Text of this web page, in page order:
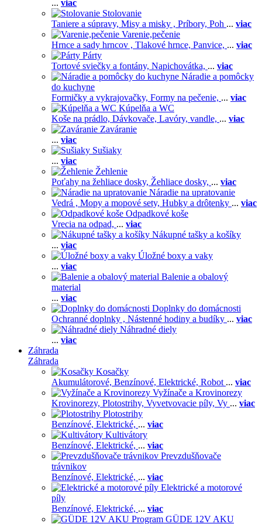
... viac
Stolovanie
Taniere a súpravy, Misy a misky , Príbory, Poh ... viac
Varenie,pečenie
Hrnce a sady hrncov , Tlakové hrnce, Panvice, ... viac
Párty
Tortové sviečky a fontány, Napichovátka, ... viac
Náradie a pomôcky
do kuchyne
Formičky a vykrajovačky, Formy na pečenie, ... viac
Kúpelňa a WC
Koše na prádlo, Dávkovače, Lavóry, vandle, ... viac
Zaváranie
... viac
Sušiaky
... viac
Žehlenie
Poťahy na žehliace dosky, Žehliace dosky, ... viac
Náradie na upratovanie
Vedrá , Mopy a mopové sety, Hubky a drôtenky ... viac
Odpadkové koše
Vrecia na odpad, ... viac
Nákupné tašky a košíky
... viac
Úložné boxy a vaky
... viac
Balenie a obalový
material
... viac
Doplnky do domácnosti
Ochranné doplnky , Nástenné hodiny a budíky ... viac
Náhradné diely
... viac
Záhrada
Záhrada
Kosačky
Akumulátorové, Benzínové, Elektrické, Robot ... viac
Vyžínače a Krovinorezy
Krovinorezy, Plotostrihy, Vyvetvovacie píly, Vy ... viac
Plotostrihy
Benzínové, Elektrické, ... viac
Kultivátory
Benzínové, Elektrické, ... viac
Prevzdušňovače
trávnikov
Benzínové, Elektrické, ... viac
Elektrické a motorové
píly
Benzínové, Elektrické, ... viac
GÜDE 12V AKU